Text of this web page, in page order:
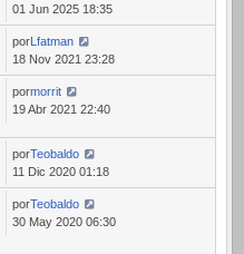
01 Jun 2025 18:35
por Lfatman
18 Nov 2021 23:28
pormorrit
19 Abr 2021 22:40
porTeobaldo
11 Dic 2020 01:18
porTeobaldo
30 May 2020 06:30